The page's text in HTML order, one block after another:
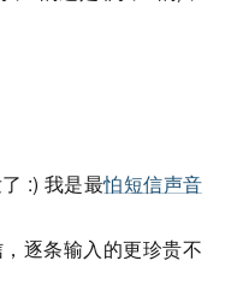
:) 我是最怕短信声音
逐条输入的更珍贵不